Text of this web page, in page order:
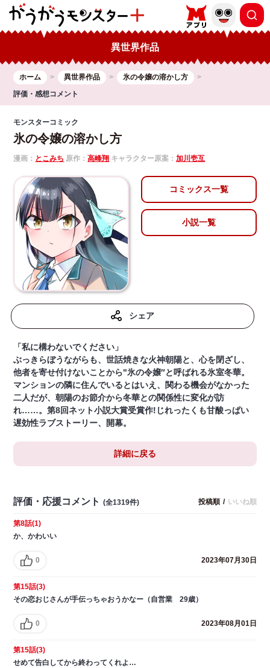
異世界作品
ホーム 異世界作品
氷の令嬢の溶かし方
評価・感想コメント
モンスターコミック
氷の令嬢の溶かし方
漫画： とこみち 原作：高峰翔 キャラクター原案：加川壱互
コミックス一覧
小説一覧
シェア
「私に構わないでください」
ぶっきらぼうながらも、世話焼きな火神朝陽と、心を閉ざし、
他者を寄せ付けないことから"氷の令嬢″と呼ばれる氷室冬華。
マンションの隣に住んでいるとはいえ、関わる機会がなかった
二人だが、朝陽のお節介から冬華との関係性に変化が訪
れ……。第8回ネット小説大賞受賞作!じれったくも甘酸っぱい
遅効性ラブストーリー、開幕。
詳細に戻る
評価・応援コメント (全1319件) 投稿順 / いいね順
第8話(1)
か、かわいい
0 2023年07月30日
第15話(3)
その恋おじさんが手伝っちゃおうかなー（自営業 29歳）
0 2023年08月01日
第15話(3)
せめて告白してから終わってくれよ…